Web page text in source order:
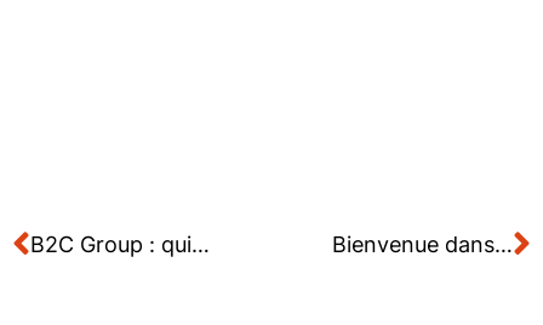
B2C Group : qui sont B2C Engineering et B2C Consulting ? Bienvenue dans notre agence située à Fexhe-le-Haut-Clocher en Belgique